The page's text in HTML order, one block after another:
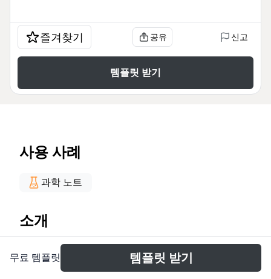
즐겨찾기 공유 신고
템플릿 받기
사용 사례
과학 노트
소개
El mapa mental 'Sistema nervioso autónomo'
desglosa en 66 nodos el control de funciones
무료 템플릿 템플릿 받기